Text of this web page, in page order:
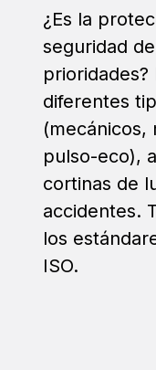
¿Es la
seguridad
diferentes
(mecánicos,
pulso-eco),
cortinas de
accidentes.
los
ISO.